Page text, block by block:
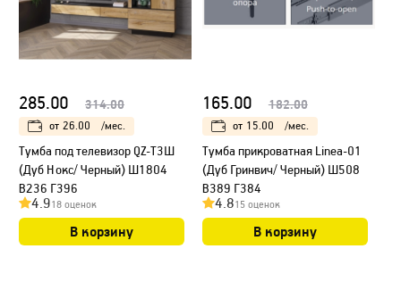
285.00 314.00
от 26.00 /мес.
Тумба под телевизор QZ-Т3Ш
(Дуб Нокс/ Черный) Ш1804
В236 Г396
4.918 оценок
В корзину
165.00 182.00
от 15.00 /мес.
Тумба прикроватная Linea-01
(Дуб Гринвич/ Черный) Ш508
В389 Г384
4.815 оценок
В корзину